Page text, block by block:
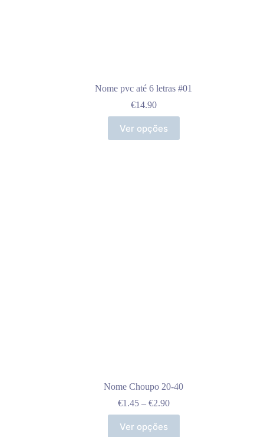
Nome pvc até 6 letras #01
€14.90
Ver opções
Nome Choupo 20-40
€1.45 – €2.90Price
range:
Ver opções
product